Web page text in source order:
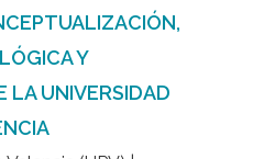
Y
LA UNIVERSIDAD